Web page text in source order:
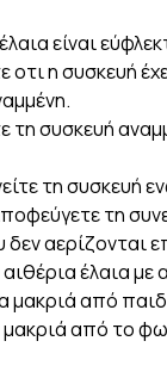
είναι
οτι η συσκευή
τη συσκευή
τη συσκευή
τη
αερίζονται
έλαια με
μακριά από
από το